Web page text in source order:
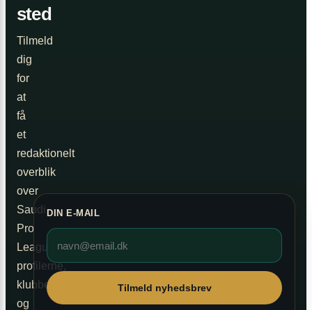
sted
Tilmeld
dig
for
at
få
et
redaktionelt
overblik
over
Saudi
Pro
League,
profilerne,
klubberne
og
DIN E-MAIL
Tilmeld nyhedsbrev